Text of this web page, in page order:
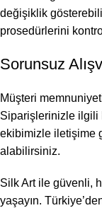
değişiklik
prosedürlerini
Sorunsuz
Müşteri
Siparişlerinizle ilgili
ekibimizle iletişime
alabilirsiniz.
Silk Art ile güvenli,
yaşayın.